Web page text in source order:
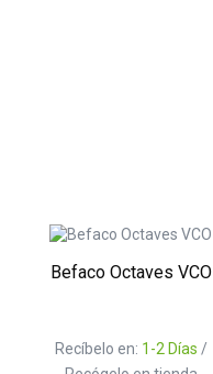
Befaco Octaves VCO
Recíbelo en: 1-2 Días /